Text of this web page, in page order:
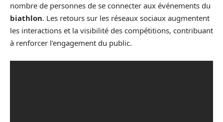
nombre de personnes de se connecter aux événements du
biathlon. Les retours sur les réseaux sociaux augmentent
les interactions et la visibilité des compétitions, contribuant
à renforcer l’engagement du public.